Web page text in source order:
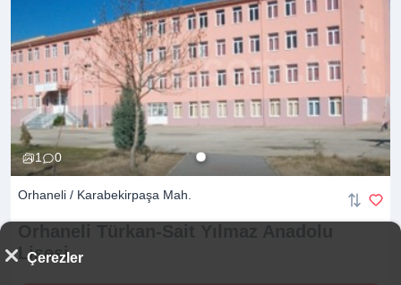
1 0
Orhaneli / Karabekirpaşa Mah.
Lisesi
Çerezler